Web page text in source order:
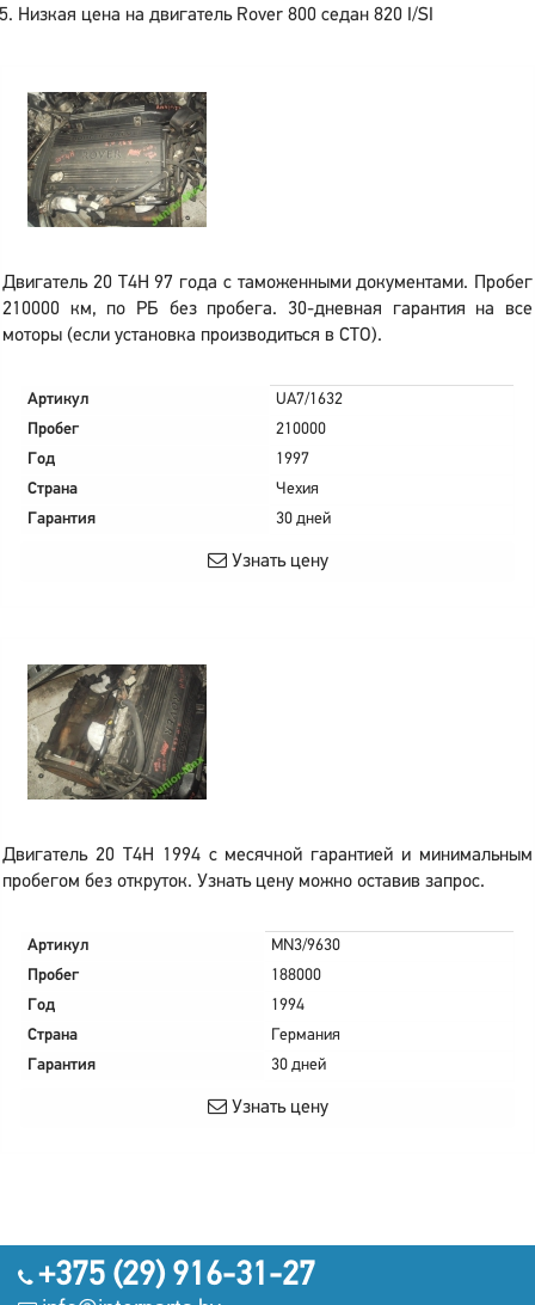
Низкая цена на двигатель Rover 800 седан 820 I/SI
Двигатель 20 T4H 97 года с таможенными документами. Пробег
210000 км, по РБ без пробега. 30-дневная гарантия на все
моторы (если установка производиться в СТО).
Артикул
UA7/1632
Пробег
210000
Год
1997
Страна
Чехия
Гарантия
30 дней
Узнать цену
Двигатель 20 T4H 1994 с месячной гарантией и минимальным
пробегом без откруток. Узнать цену можно оставив запрос.
Артикул
MN3/9630
Пробег
188000
Год
1994
Страна
Германия
Гарантия
30 дней
Узнать цену
+375 (29) 916-31-27